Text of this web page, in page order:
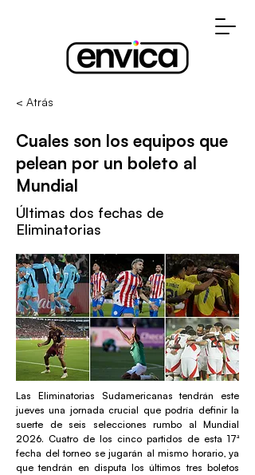
< Atrás
Cuales son los equipos que
pelean por un boleto al
Mundial
Últimas dos fechas de
Eliminatorias
Las Eliminatorias Sudamericanas tendrán este
jueves una jornada crucial que podría definir la
suerte de seis selecciones rumbo al Mundial
2026. Cuatro de los cinco partidos de esta 17ª
fecha del torneo se jugarán al mismo horario, ya
que tendrán en disputa los últimos tres boletos